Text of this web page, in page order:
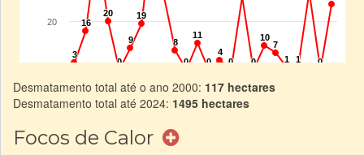
Desmatamento total até o ano 2000: 117 hectares
Desmatamento total até 2024: 1495 hectares
Focos de Calor